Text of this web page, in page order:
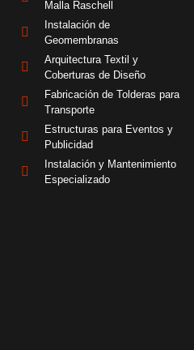
Malla Raschell
Instalación de
Geomembranas
Arquitectura Textil y
Coberturas de Diseño
Fabricación de Tolderas para
Transporte
Estructuras para Eventos y
Publicidad
Instalación y Mantenimiento
Especializado